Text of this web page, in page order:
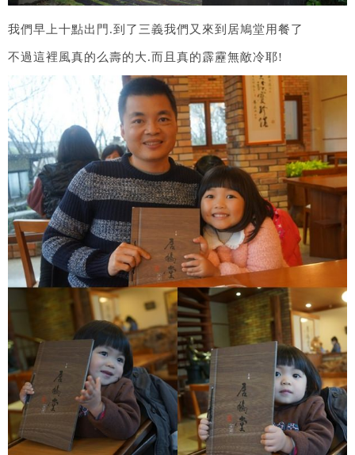
我們早上十點出門.到了三義我們又來到居鳩堂用餐了
不過這裡風真的么壽的大.而且真的霹靂無敵冷耶!